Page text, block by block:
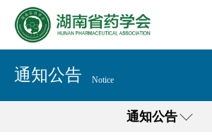
通知公告 Notice
通知公告